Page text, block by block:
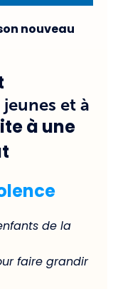
nouveau
et à
à une
de la
faire grandir